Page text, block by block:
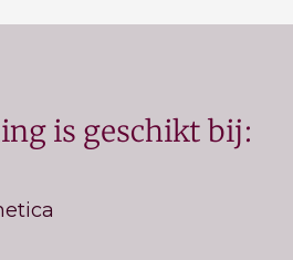
is geschikt bij: